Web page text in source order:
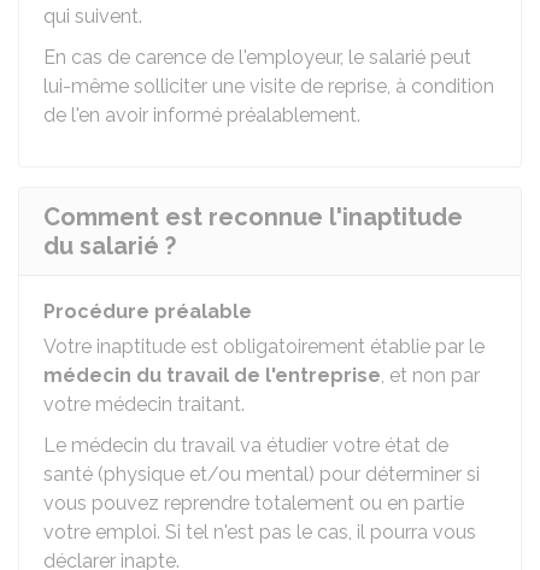
qui suivent.
En cas de carence de l'employeur, le salarié peut
lui-même solliciter une visite de reprise, à condition
de l'en avoir informé préalablement.
Comment est reconnue l'inaptitude
du salarié ?
Procédure préalable
Votre inaptitude est obligatoirement établie par le
médecin du travail de l'entreprise, et non par
votre médecin traitant.
Le médecin du travail va étudier votre état de
santé (physique et/ou mental) pour déterminer si
vous pouvez reprendre totalement ou en partie
votre emploi. Si tel n'est pas le cas, il pourra vous
déclarer inapte.